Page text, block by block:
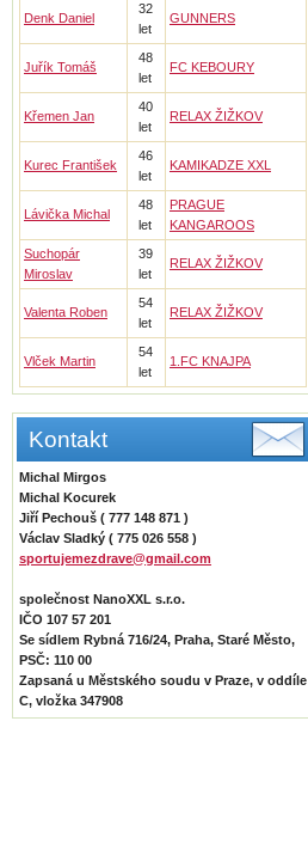
Denk Daniel
32
let
GUNNERS
Juřík Tomáš
48
let
FC KEBOURY
Křemen Jan
40
let
RELAX ŽIŽKOV
Kurec František
46
let
KAMIKADZE XXL
Lávička Michal
48
let
PRAGUE
KANGAROOS
Suchopár
Miroslav
39
let
RELAX ŽIŽKOV
Valenta Roben
54
let
RELAX ŽIŽKOV
Vlček Martin
54
let
1.FC KNAJPA
Kontakt
Michal Mirgos
Michal Kocurek
Jiří Pechouš ( 777 148 871 )
Václav Sladký ( 775 026 558 )
sportujemezdrave@gmail.com
společnost NanoXXL s.r.o.
IČO 107 57 201
Se sídlem Rybná 716/24, Praha, Staré Město,
PSČ: 110 00
Zapsaná u Městského soudu v Praze, v oddíle
C, vložka 347908